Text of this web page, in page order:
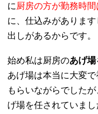
に厨房の方が勤務時
に、仕込みがありま
出しがあるからです。
始め私は厨房のあげ場
あげ場は本当に大変
もらいながらでした
げ場を任されていま